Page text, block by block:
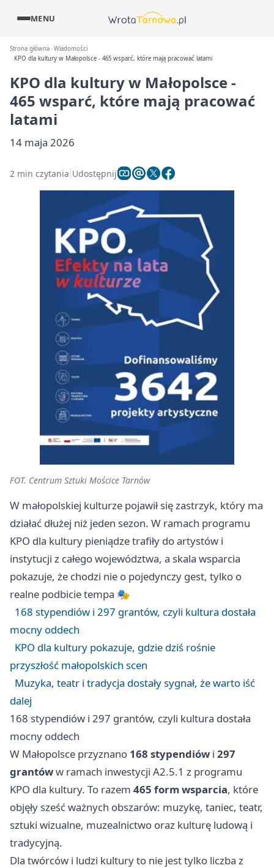
MENU
Strona główna Wiadomości
KPO dla kultury w Małopolsce - 465 wsparć, które mają pracować latami
KPO dla kultury w Małopolsce -
465 wsparć, które mają pracować
latami
14 maja 2026
2 min czytania Udostępnij
FOT. Centrum Sztuki Mościce Tarnów
W małopolskiej kulturze pojawił się zastrzyk, który ma
działać dłużej niż jeden sezon. W ramach programu
KPO dla kultury pieniądze trafiły do artystów i
instytucji z całego województwa, a skala wsparcia
pokazuje, że chodzi nie o pojedynczy gest, tylko o
realne podbicie tempa 🎭
168 stypendiów i 297 grantów, czyli kultura dostała
mocny oddech
KPO dla kultury pokazuje, gdzie dziś rośnie
przyszłość małopolskich scen
Muzyka, teatr i tradycja dostały sygnał, że warto iść
dalej
168 stypendiów i 297 grantów, czyli kultura dostała
mocny oddech
W Małopolsce przyznano 168 stypendiów i 297
grantóww ramach inwestycji A2.5.1 z programu
KPO dla kultury. To razem 465 form wsparcia, które
objęły sześć ważnych obszarów: muzykę, taniec, teatr,
sztuki wizualne, muzealnictwo oraz kulturę ludową i
tradycyjną.
Dla twórców i ludzi kultury to nie jest tylko liczba z